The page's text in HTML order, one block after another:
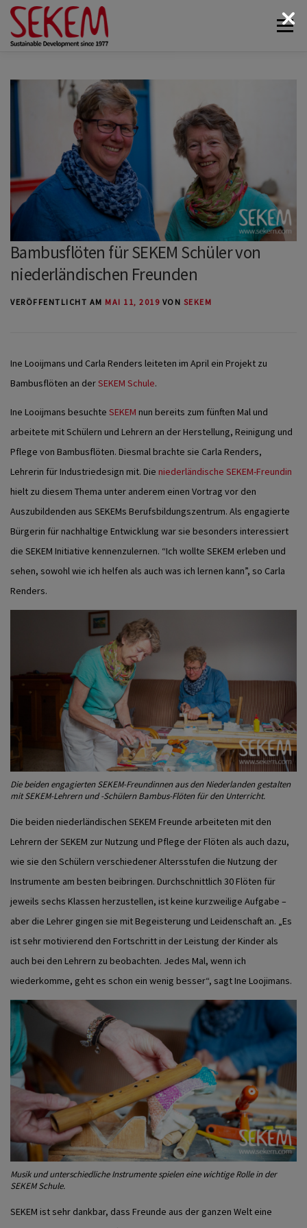
Zum
Inhalt
springen
Menü
ÜBER UNS WIRTSCHAFT
ÖKOLOGIE SPENDEN NEWS & MEDIEN
KONTAKT
Bambusflöten für SEKEM Schüler von
niederländischen Freunden
VERÖFFENTLICHT AM MAI 11, 2019 VON SEKEM
Ine Looijmans und Carla Renders leiteten im April ein Projekt zu
Bambusflöten an derSEKEM Schule.
Ine Looijmans besuchte SEKEM nun bereits zum fünften Mal und
arbeitete mit Schülern und Lehrern an der Herstellung, Reinigung und
Pflege von Bambusflöten. Diesmal brachte sie Carla Renders,
Lehrerin für Industriedesign mit. Die niederländische SEKEM-Freundin
hielt zu diesem Thema unter anderem einen Vortrag vor den
Auszubildenden aus SEKEMs Berufsbildungszentrum. Als engagierte
Bürgerin für nachhaltige Entwicklung war sie besonders interessiert
die SEKEM Initiative kennenzulernen. “Ich wollte SEKEM erleben und
sehen, sowohl wie ich helfen als auch was ich lernen kann”, so Carla
Renders.
Die beiden engagierten SEKEM-Freundinnen aus den Niederlanden gestalten
mit SEKEM-Lehrern und -Schülern Bambus-Flöten für den Unterricht.
Die beiden niederländischen SEKEM Freunde arbeiteten mit den
Lehrern der SEKEM zur Nutzung und Pflege der Flöten als auch dazu,
wie sie den Schülern verschiedener Altersstufen die Nutzung der
Instrumente am besten beibringen. Durchschnittlich 30 Flöten für
jeweils sechs Klassen herzustellen, ist keine kurzweilige Aufgabe –
aber die Lehrer gingen sie mit Begeisterung und Leidenschaft an. „Es
ist sehr motivierend den Fortschritt in der Leistung der Kinder als
auch bei den Lehrern zu beobachten. Jedes Mal, wenn ich
wiederkomme, geht es schon ein wenig besser“, sagt Ine Loojimans.
Musik und unterschiedliche Instrumente spielen eine wichtige Rolle in der
SEKEM Schule.
SEKEM ist sehr dankbar, dass Freunde aus der ganzen Welt eine